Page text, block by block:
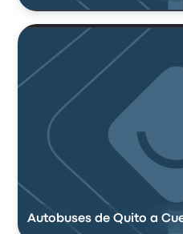
Autobuses de Quito a